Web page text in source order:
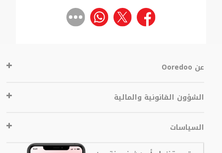
عن Ooredoo
الشؤون القانونية والمالية
السياسات